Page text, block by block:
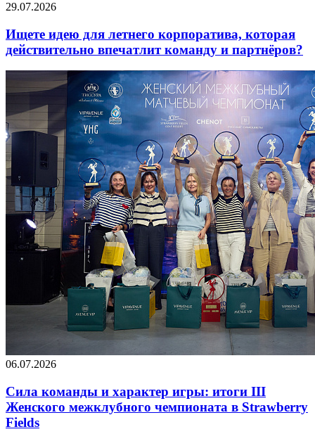
29.07.2026
Ищете идею для летнего корпоратива, которая
действительно впечатлит команду и партнёров?
06.07.2026
Сила команды и характер игры: итоги III
Женского межклубного чемпионата в Strawberry
Fields